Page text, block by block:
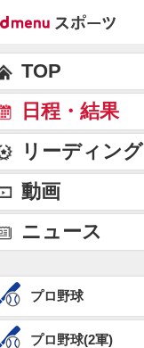
TOP
日程・結果
リーディング
動画
ニュース
プロ野球
プロ野球(2軍)